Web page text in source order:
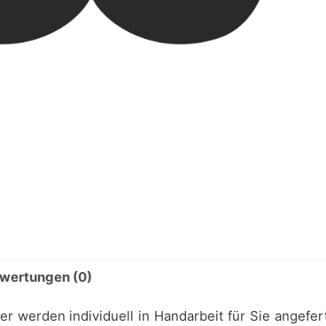
(0)
werden individuell in Handarbeit für Sie